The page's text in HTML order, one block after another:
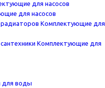
для насосов
Комплектующие для
Комплектующие для
для воды